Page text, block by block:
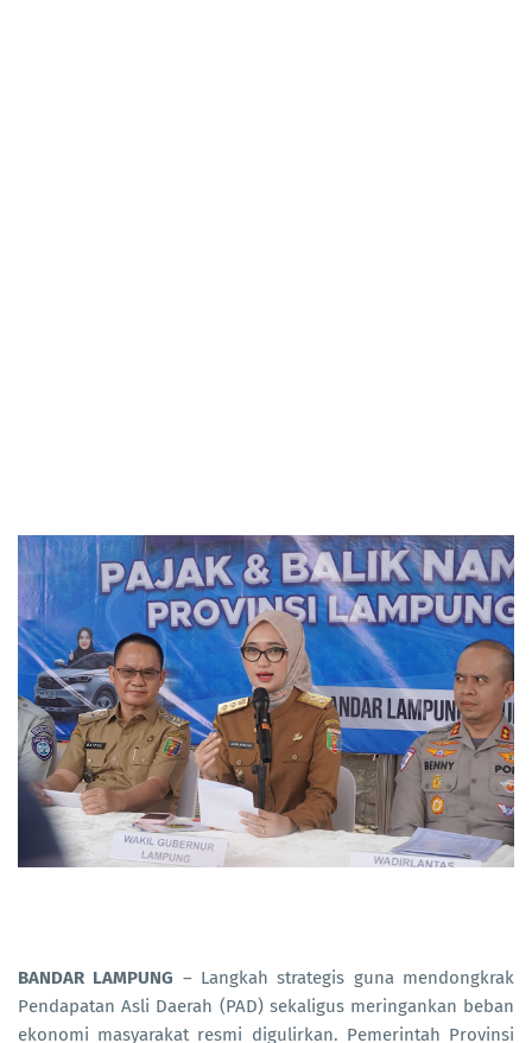
BANDAR LAMPUNG – Langkah strategis guna mendongkrak
Pendapatan Asli Daerah (PAD) sekaligus meringankan beban
ekonomi masyarakat resmi digulirkan. Pemerintah Provinsi